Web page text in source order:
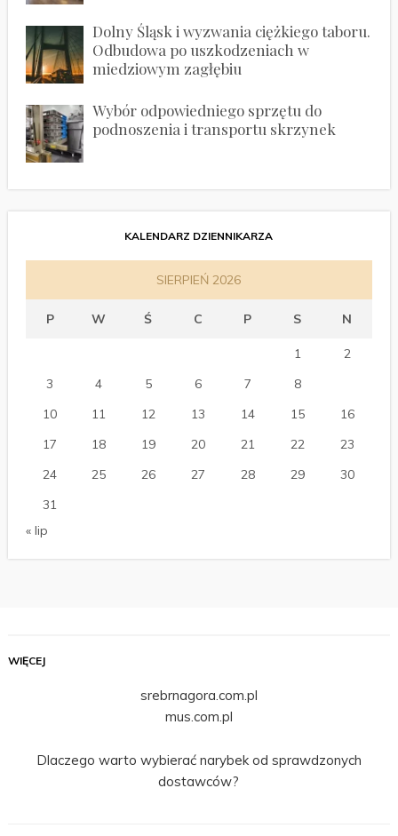
Dolny Śląsk i wyzwania ciężkiego taboru.
Odbudowa po uszkodzeniach w
miedziowym zagłębiu
Wybór odpowiedniego sprzętu do
podnoszenia i transportu skrzynek
KALENDARZ DZIENNIKARZA
SIERPIEŃ 2026
P W Ś C P S N
1
2
3
4 5 6 7 8
10
11 12 13 14 15
16
17
18 19 20 21 22
23
24
25 26 27 28 29
30
31
« lip
WIĘCEJ
srebrnagora.com.pl
mus.com.pl
Dlaczego warto wybierać narybek od sprawdzonych
dostawców?